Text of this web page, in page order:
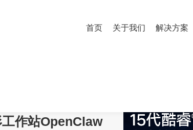
首页 关于我们 解决方案
作站OpenClaw